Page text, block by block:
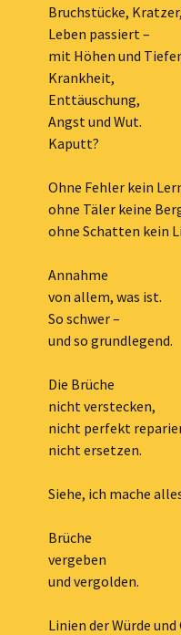
Bruchstücke,
Leben passiert –
mit Höhen und
Krankheit,
Enttäuschung,
Angst und Wut.
Kaputt?
Ohne Fehler kein
ohne Täler keine
ohne Schatten kein
Annahme
von allem, was ist.
So schwer –
und so grundlegend.
Die Brüche
nicht verstecken,
nicht perfekt
nicht ersetzen.
Siehe, ich mache
Brüche
vergeben
und vergolden.
Linien der Würde und